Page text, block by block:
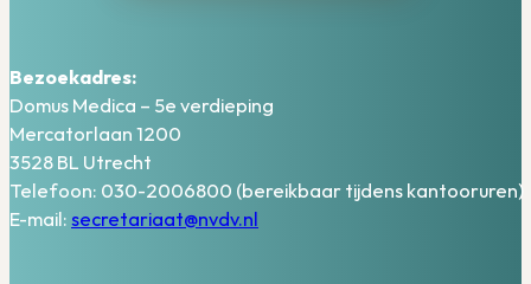
Bezoekadres:
Domus Medica – 5e verdieping
Mercatorlaan 1200
3528 BL Utrecht
Telefoon: 030-2006800 (bereikbaar tijdens kantooruren)
E-mail: secretariaat@nvdv.nl